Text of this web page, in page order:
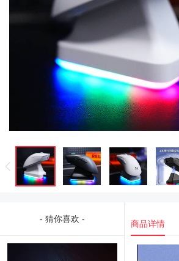
- 猜你喜欢 - 商品详情